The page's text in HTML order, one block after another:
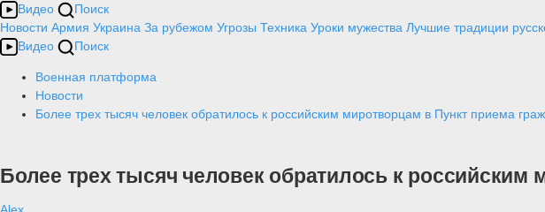
Видео
Поиск
Новости Армия Украина За рубежом Угрозы Техника Уроки мужества Лучшие традиции
Видео
Поиск
Военная платформа
Новости
Более трех тысяч человек обратилось к российским миротворцам в Пункт приема
Более трех тысяч человек обратилось к
Alex